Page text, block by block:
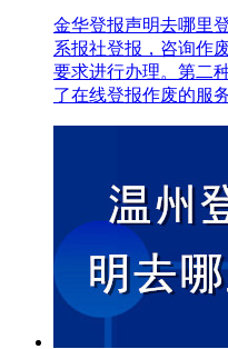
金华登报声明去哪里
系报社登报，咨询作
要求进行办理。第二
了在线登报作废的服